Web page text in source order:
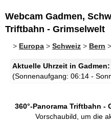
Webcam Gadmen,
Triftbahn - Grimselwelt
> Europa > Schweiz > Bern >
Aktuelle Uhrzeit in Gadmen:
(Sonnenaufgang: 06:14 -
360°-Panorama Triftbahn -
Vorschaubild, um die